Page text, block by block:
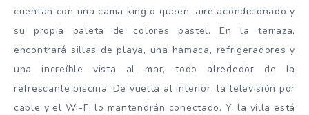
cuentan con una cama king o queen, aire acondicionado y
su propia paleta de colores pastel. En la terraza,
encontrará sillas de playa, una hamaca, refrigeradores y
una increíble vista al mar, todo alrededor de la
refrescante piscina. De vuelta al interior, la televisión por
cable y el Wi-Fi lo mantendrán conectado. Y, la villa está